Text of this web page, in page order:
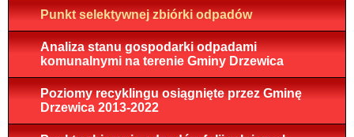
Punkt selektywnej zbiórki odpadów
Analiza stanu gospodarki odpadami
komunalnymi na terenie Gminy Drzewica
Poziomy recyklingu osiągnięte przez Gminę
Drzewica 2013-2022